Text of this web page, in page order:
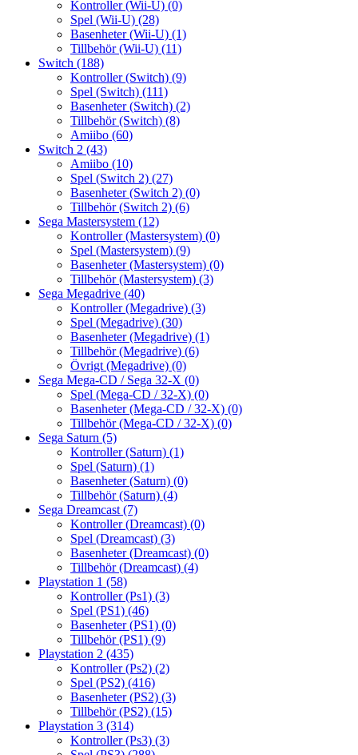
Kontroller (Wii-U) (0)
Spel (Wii-U) (28)
Basenheter (Wii-U) (1)
Tillbehör (Wii-U) (11)
Switch (188)
Kontroller (Switch) (9)
Spel (Switch) (111)
Basenheter (Switch) (2)
Tillbehör (Switch) (8)
Amiibo (60)
Switch 2 (43)
Amiibo (10)
Spel (Switch 2) (27)
Basenheter (Switch 2) (0)
Tillbehör (Switch 2) (6)
Sega Mastersystem (12)
Kontroller (Mastersystem) (0)
Spel (Mastersystem) (9)
Basenheter (Mastersystem) (0)
Tillbehör (Mastersystem) (3)
Sega Megadrive (40)
Kontroller (Megadrive) (3)
Spel (Megadrive) (30)
Basenheter (Megadrive) (1)
Tillbehör (Megadrive) (6)
Övrigt (Megadrive) (0)
Sega Mega-CD / Sega 32-X (0)
Spel (Mega-CD / 32-X) (0)
Basenheter (Mega-CD / 32-X) (0)
Tillbehör (Mega-CD / 32-X) (0)
Sega Saturn (5)
Kontroller (Saturn) (1)
Spel (Saturn) (1)
Basenheter (Saturn) (0)
Tillbehör (Saturn) (4)
Sega Dreamcast (7)
Kontroller (Dreamcast) (0)
Spel (Dreamcast) (3)
Basenheter (Dreamcast) (0)
Tillbehör (Dreamcast) (4)
Playstation 1 (58)
Kontroller (Ps1) (3)
Spel (PS1) (46)
Basenheter (PS1) (0)
Tillbehör (PS1) (9)
Playstation 2 (435)
Kontroller (Ps2) (2)
Spel (PS2) (416)
Basenheter (PS2) (3)
Tillbehör (PS2) (15)
Playstation 3 (314)
Kontroller (Ps3) (3)